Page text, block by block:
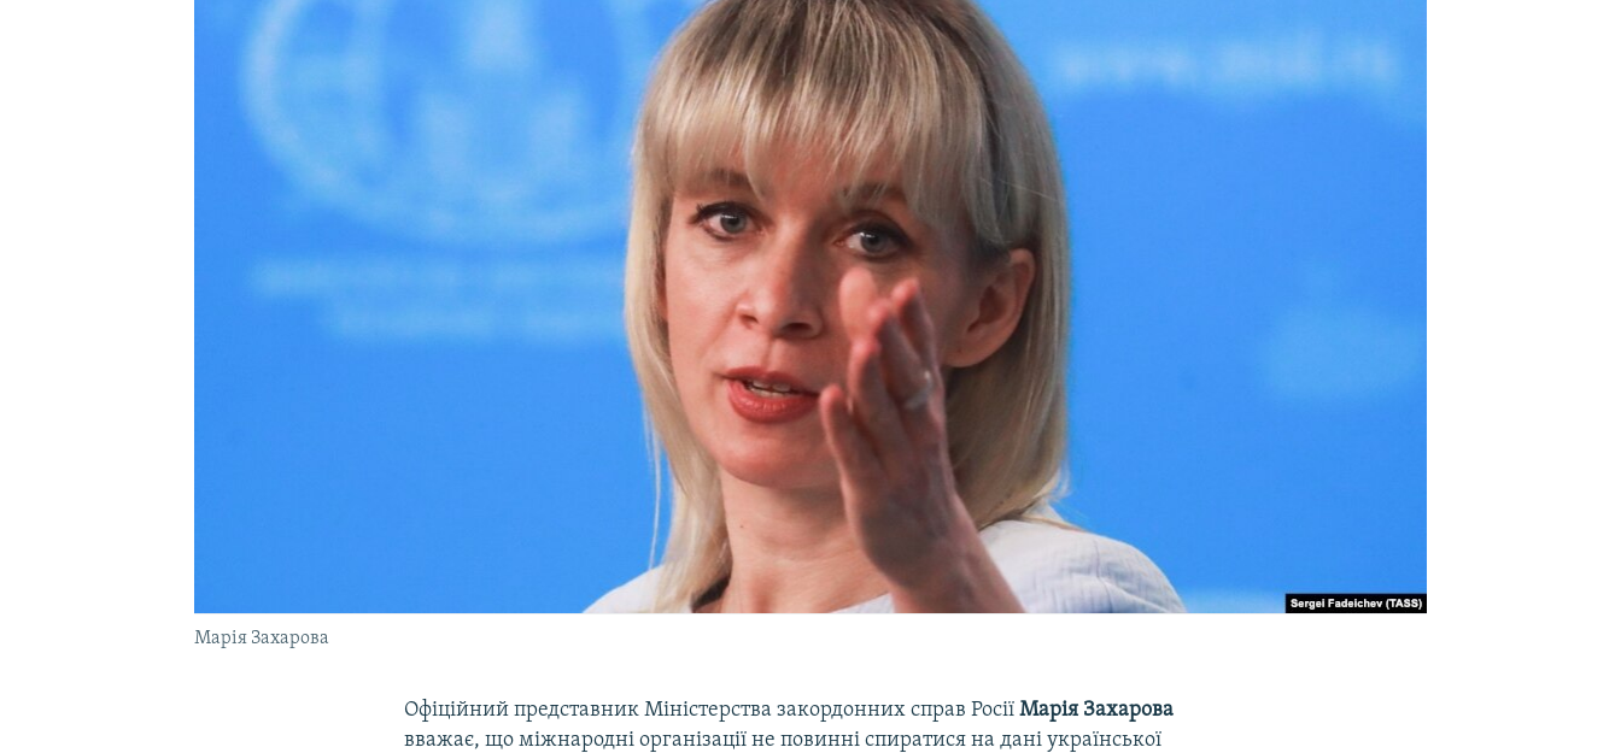
Марія Захарова
Офіційний представник Міністерства закордонних справ РосіїМарія Захарова
вважає, що міжнародні організації не повинні спиратися на дані української